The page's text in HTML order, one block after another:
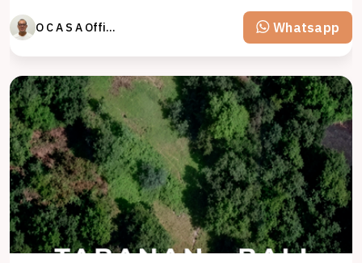
O C A S A Official property perfected Whatsapp